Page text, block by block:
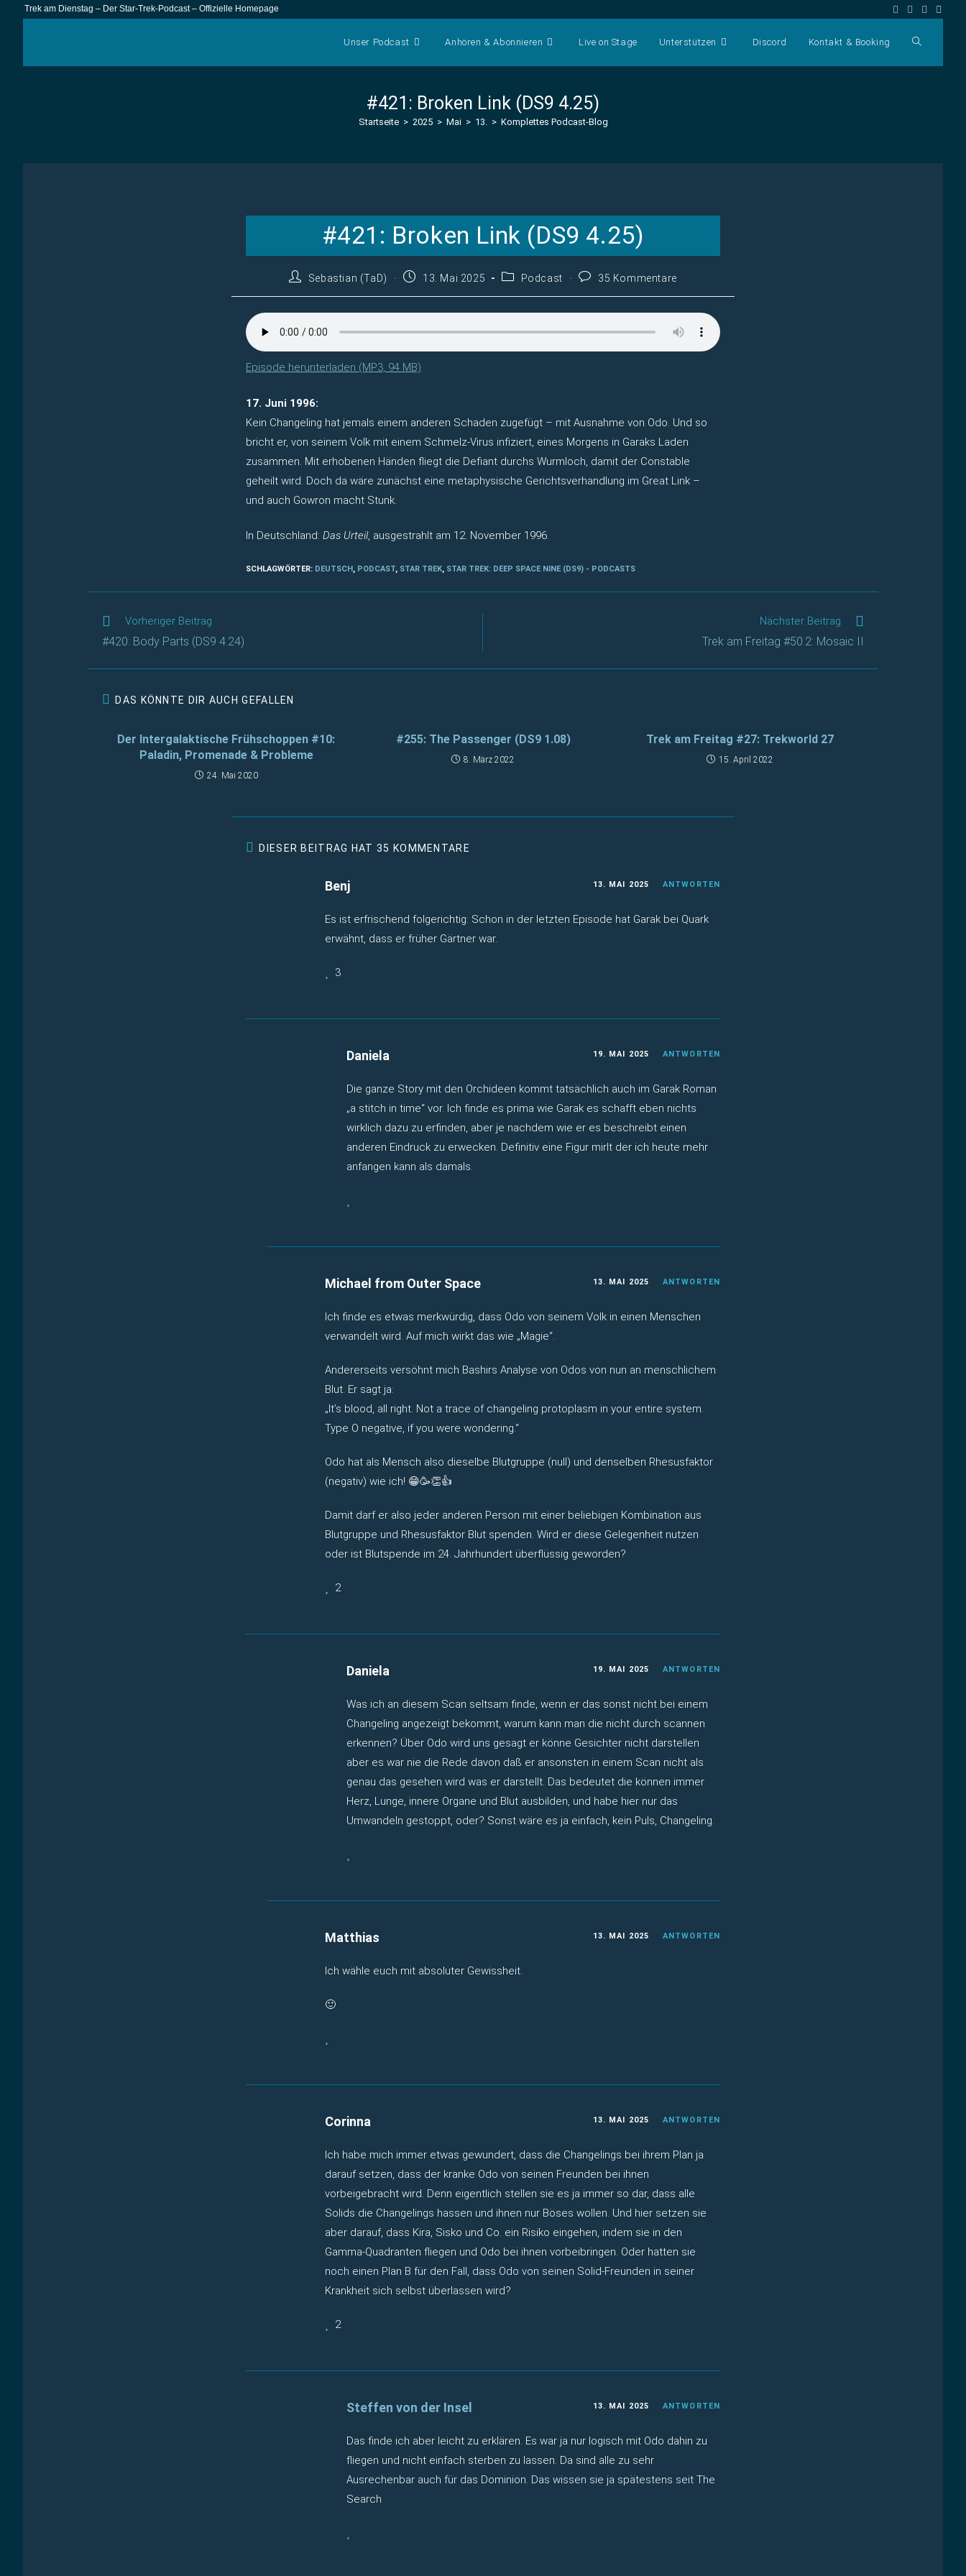
Trek am Dienstag – Der Star-Trek-Podcast – Offizielle Homepage
Unser Podcast Anhören & Abonnieren Live on Stage Unterstützen Discord Kontakt & Booking Website-
#421: Broken Link (DS9 4.25)
Startseite > 2025 > Mai > 13. > Komplettes Podcast-Blog
#421: Broken Link (DS9 4.25)
Beitrags-
Sebastian (TaD)
Beitrag13. Mai 2025
Beitrags-
Podcast
Beitrags-
35 Kommentare
Episode herunterladen (MP3, 94 MB)
17. Juni 1996:
Kein Changeling hat jemals einem anderen Schaden zugefügt – mit Ausnahme von Odo. Und so
bricht er, von seinem Volk mit einem Schmelz-Virus infiziert, eines Morgens in Garaks Laden
zusammen. Mit erhobenen Händen fliegt die Defiant durchs Wurmloch, damit der Constable
geheilt wird. Doch da wäre zunächst eine metaphysische Gerichtsverhandlung im Great Link –
und auch Gowron macht Stunk.
In Deutschland: Das Urteil, ausgestrahlt am 12. November 1996.
SCHLAGWÖRTER: DEUTSCH PODCAST STAR TREK STAR TREK: DEEP SPACE NINE (DS9) - PODCASTS
Weitere
ansehen
Vorheriger Beitrag
#420: Body Parts (DS9 4.24)
Nächster Beitrag
Trek am Freitag #50.2: Mosaic II
DAS KÖNNTE DIR AUCH GEFALLEN
Der Intergalaktische Frühschoppen #10:
Paladin, Promenade & Probleme
24. Mai 2020
#255: The Passenger (DS9 1.08)
8. März 2022
Trek am Freitag #27: Trekworld 27
15. April 2022
DIESER BEITRAG HAT 35 KOMMENTARE
Benj 13. MAI 2025 ANTWORTEN
Es ist erfrischend folgerichtig: Schon in der letzten Episode hat Garak bei Quark
erwähnt, dass er früher Gärtner war.
3
Daniela 19. MAI 2025 ANTWORTEN
Die ganze Story mit den Orchideen kommt tatsächlich auch im Garak Roman
„a stitch in time“ vor. Ich finde es prima wie Garak es schafft eben nichts
wirklich dazu zu erfinden, aber je nachdem wie er es beschreibt einen
anderen Eindruck zu erwecken. Definitiv eine Figur mirlt der ich heute mehr
anfangen kann als damals.
Michael from Outer Space 13. MAI 2025 ANTWORTEN
Ich finde es etwas merkwürdig, dass Odo von seinem Volk in einen Menschen
verwandelt wird. Auf mich wirkt das wie „Magie“.
Andererseits versöhnt mich Bashirs Analyse von Odos von nun an menschlichem
Blut. Er sagt ja:
„It’s blood, all right. Not a trace of changeling protoplasm in your entire system.
Type O negative, if you were wondering.“
Odo hat als Mensch also dieselbe Blutgruppe (null) und denselben Rhesusfaktor
(negativ) wie ich! 😁🥳👏👍
Damit darf er also jeder anderen Person mit einer beliebigen Kombination aus
Blutgruppe und Rhesusfaktor Blut spenden. Wird er diese Gelegenheit nutzen
oder ist Blutspende im 24. Jahrhundert überflüssig geworden?
2
Daniela 19. MAI 2025 ANTWORTEN
Was ich an diesem Scan seltsam finde, wenn er das sonst nicht bei einem
Changeling angezeigt bekommt, warum kann man die nicht durch scannen
erkennen? Über Odo wird uns gesagt er könne Gesichter nicht darstellen
aber es war nie die Rede davon daß er ansonsten in einem Scan nicht als
genau das gesehen wird was er darstellt. Das bedeutet die können immer
Herz, Lunge, innere Organe und Blut ausbilden, und habe hier nur das
Umwandeln gestoppt, oder? Sonst wäre es ja einfach, kein Puls, Changeling.
Matthias 13. MAI 2025 ANTWORTEN
Ich wähle euch mit absoluter Gewissheit.
🙂
Corinna 13. MAI 2025 ANTWORTEN
Ich habe mich immer etwas gewundert, dass die Changelings bei ihrem Plan ja
darauf setzen, dass der kranke Odo von seinen Freunden bei ihnen
vorbeigebracht wird. Denn eigentlich stellen sie es ja immer so dar, dass alle
Solids die Changelings hassen und ihnen nur Böses wollen. Und hier setzen sie
aber darauf, dass Kira, Sisko und Co. ein Risiko eingehen, indem sie in den
Gamma-Quadranten fliegen und Odo bei ihnen vorbeibringen. Oder hatten sie
noch einen Plan B für den Fall, dass Odo von seinen Solid-Freunden in seiner
Krankheit sich selbst überlassen wird?
2
Steffen von der Insel 13. MAI 2025 ANTWORTEN
Das finde ich aber leicht zu erklären. Es war ja nur logisch mit Odo dahin zu
fliegen und nicht einfach sterben zu lassen. Da sind alle zu sehr
Ausrechenbar auch für das Dominion. Das wissen sie ja spätestens seit The
Search